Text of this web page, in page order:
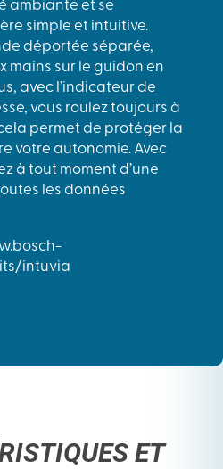
ambiante et se
simple et intuitive.
déportée séparée,
mains sur le guidon en
avec l’indicateur de
vous roulez toujours à
permet de protéger la
votre autonomie. Avec
à tout moment d’une
les données
intuvia
ET